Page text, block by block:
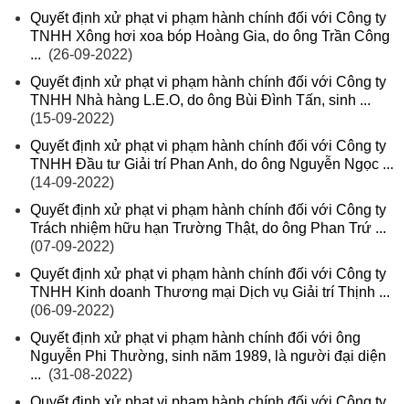
Quyết định xử phạt vi phạm hành chính đối với Công ty
TNHH Xông hơi xoa bóp Hoàng Gia, do ông Trần Công
... (26-09-2022)
Quyết định xử phạt vi phạm hành chính đối với Công ty
TNHH Nhà hàng L.E.O, do ông Bùi Đình Tấn, sinh ...
(15-09-2022)
Quyết định xử phạt vi phạm hành chính đối với Công ty
TNHH Đầu tư Giải trí Phan Anh, do ông Nguyễn Ngọc ...
(14-09-2022)
Quyết định xử phạt vi phạm hành chính đối với Công ty
Trách nhiệm hữu hạn Trường Thật, do ông Phan Trứ ...
(07-09-2022)
Quyết định xử phạt vi phạm hành chính đối với Công ty
TNHH Kinh doanh Thương mại Dịch vụ Giải trí Thịnh ...
(06-09-2022)
Quyết định xử phạt vi phạm hành chính đối với ông
Nguyễn Phi Thường, sinh năm 1989, là người đại diện
... (31-08-2022)